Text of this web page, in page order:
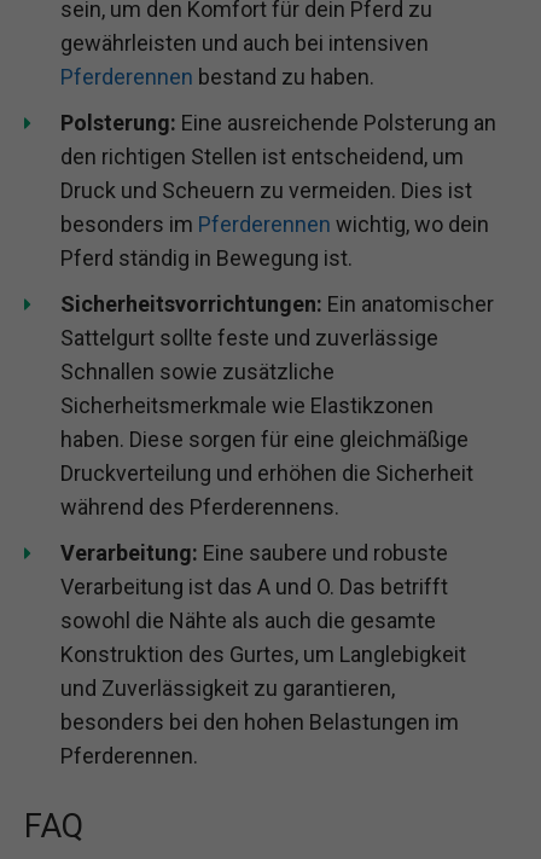
sein, um den Komfort für dein Pferd zu
gewährleisten und auch bei intensiven
Pferderennen bestand zu haben.
Polsterung: Eine ausreichende Polsterung an
den richtigen Stellen ist entscheidend, um
Druck und Scheuern zu vermeiden. Dies ist
besonders im Pferderennen wichtig, wo dein
Pferd ständig in Bewegung ist.
Sicherheitsvorrichtungen: Ein anatomischer
Sattelgurt sollte feste und zuverlässige
Schnallen sowie zusätzliche
Sicherheitsmerkmale wie Elastikzonen
haben. Diese sorgen für eine gleichmäßige
Druckverteilung und erhöhen die Sicherheit
während des Pferderennens.
Verarbeitung: Eine saubere und robuste
Verarbeitung ist das A und O. Das betrifft
sowohl die Nähte als auch die gesamte
Konstruktion des Gurtes, um Langlebigkeit
und Zuverlässigkeit zu garantieren,
besonders bei den hohen Belastungen im
Pferderennen.
FAQ